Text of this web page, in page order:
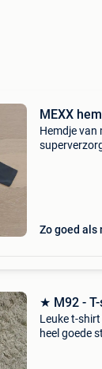
MEXX
Hemdje van
Zo goed als
★ M92 -
Leuke t-
heel goede